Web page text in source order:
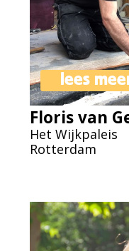
lees
Floris van
Het Wijkpaleis
Rotterdam